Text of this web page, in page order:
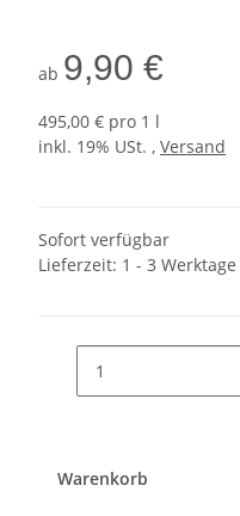
ab 9,90 €
495,00 € pro 1 l
inkl. 19% USt. , Versand
Sofort verfügbar
Lieferzeit: 1 - 3 Werktage
Warenkorb